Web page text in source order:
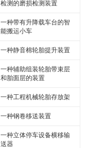
检测的磨损检测装置
一种带有升降载车台的智
能搬运小车
一种静音棉轮胎提升装置
一种辅助组装轮胎带束层
和胎面层的装置
一种工程机械轮胎存放架
一种钢卷移送装置
一种立体停车设备横移输
送器